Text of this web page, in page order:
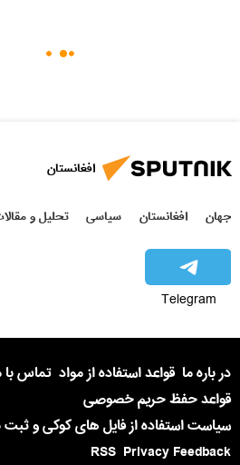
افغانستان
جهان افغانستان سیاسی تحلیل و
Telegram
در باره ما قواعد استفاده از مواد تماس با
قواعد حفظ حریم خصوصی
سیاست استفاده از فایل های کوکی و ثبت
Privacy Feedback
RSS